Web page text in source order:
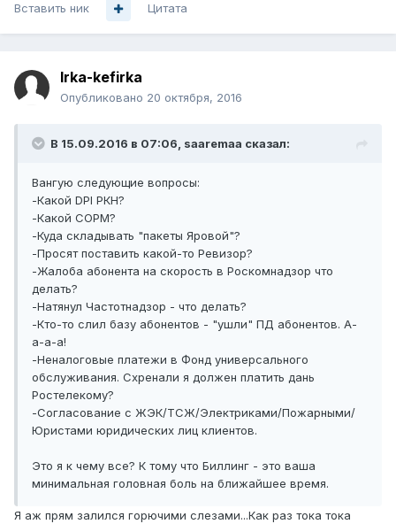
Вставить ник Цитата
Irka-kefirka
Опубликовано 20 октября, 2016
В 15.09.2016 в 07:06, saaremaa сказал:
Вангую следующие вопросы:
-Какой DPI РКН?
-Какой СОРМ?
-Куда складывать "пакеты Яровой"?
-Просят поставить какой-то Ревизор?
-Жалоба абонента на скорость в Роскомнадзор что
делать?
-Натянул Частотнадзор - что делать?
-Кто-то слил базу абонентов - "ушли" ПД абонентов. А-
а-а-а!
-Неналоговые платежи в Фонд универсального
обслуживания. Схренали я должен платить дань
Ростелекому?
-Согласование с ЖЭК/ТСЖ/Электриками/Пожарными/
Юристами юридических лиц клиентов.
Это я к чему все? К тому что Биллинг - это ваша
минимальная головная боль на ближайшее время.
Я аж прям залился горючими слезами...Как раз тока тока